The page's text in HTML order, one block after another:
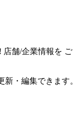
店舗/企業情報を ご
・編集できます。